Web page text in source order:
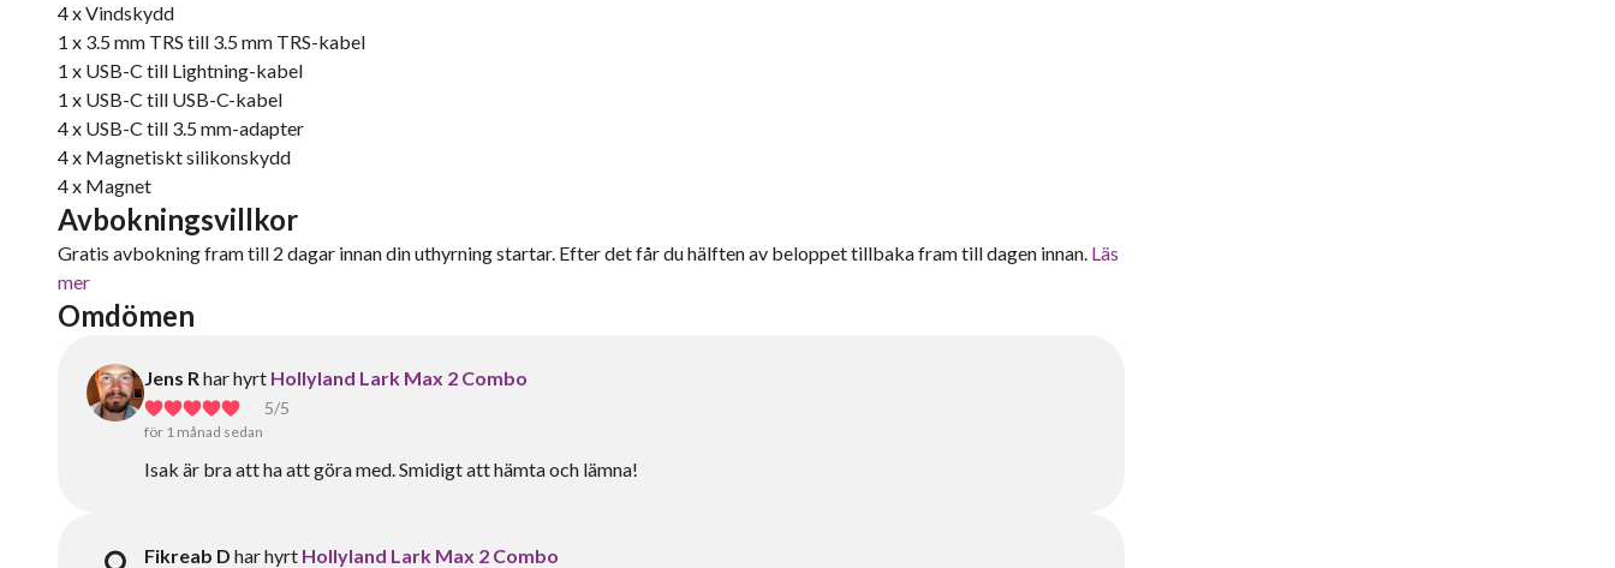
4 x Vindskydd
1 x 3.5 mm TRS till 3.5 mm TRS-kabel
1 x USB-C till Lightning-kabel
1 x USB-C till USB-C-kabel
4 x USB-C till 3.5 mm-adapter
4 x Magnetiskt silikonskydd
4 x Magnet
Avbokningsvillkor
Gratis avbokning fram till 2 dagar innan din uthyrning startar. Efter det får du hälften av beloppet tillbaka fram till dagen innan. Läs
mer
Omdömen
Jens Rhar hyrt Hollyland Lark Max 2 Combo
5/5
för 1 månad sedan
Isak är bra att ha att göra med. Smidigt att hämta och lämna!
Fikreab D har hyrt Hollyland Lark Max 2 Combo